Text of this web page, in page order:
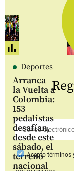
Deportes
Arranca
la Vuelta a
Colombia:
153
pedalistas
desafían,
desde este
sábado, el
terreno
nacional
Aceptotérminos